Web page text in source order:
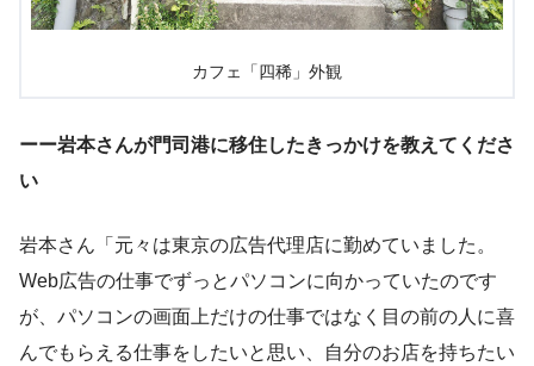
カフェ「四稀」外観
ーー岩本さんが門司港に移住したきっかけを教えてくださ
い
岩本さん「元々は東京の広告代理店に勤めていました。
Web広告の仕事でずっとパソコンに向かっていたのです
が、パソコンの画面上だけの仕事ではなく目の前の人に喜
んでもらえる仕事をしたいと思い、自分のお店を持ちたい